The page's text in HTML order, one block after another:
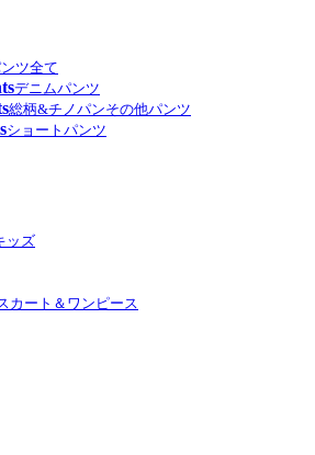
ツ全て
デニムパンツ
総柄&チノパンその他パンツ
ショートパンツ
ッズ
カート＆ワンピース